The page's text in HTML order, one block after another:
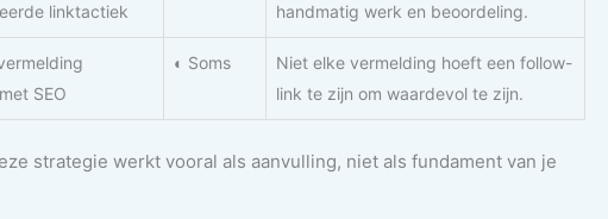
linktactiek
handmatig werk en beoordeling.
SEO
◐ Soms
Niet elke vermelding hoeft een follow-
link te zijn om waardevol te zijn.
strategie werkt vooral als aanvulling, niet als fundament van je